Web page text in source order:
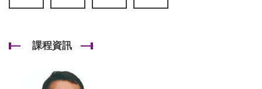
課程資訊